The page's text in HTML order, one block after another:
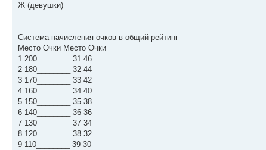
Ж (девушки)
Система начисления очков в общий рейтинг
Место Очки Место Очки
1 200________ 31 46
2 180________ 32 44
3 170________ 33 42
4 160________ 34 40
5 150________ 35 38
6 140________ 36 36
7 130________ 37 34
8 120________ 38 32
9 110________ 39 30